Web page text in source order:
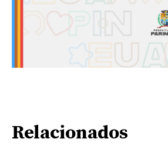
Relacionados